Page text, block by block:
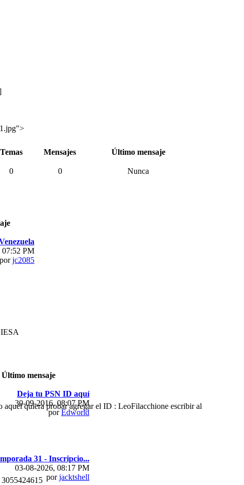
quiera probar agregar el ID : LeoFilacchione escribir al
Temas Mensajes
Último mensaje
0 0 Nunca
07:52 PM
porjc2085
Último mensaje
Deja tu PSN ID aquí
30-09-2016, 08:07 PM
porEdworld
31 - Inscripcio...
03-08-2026, 08:17 PM
porjacktshell